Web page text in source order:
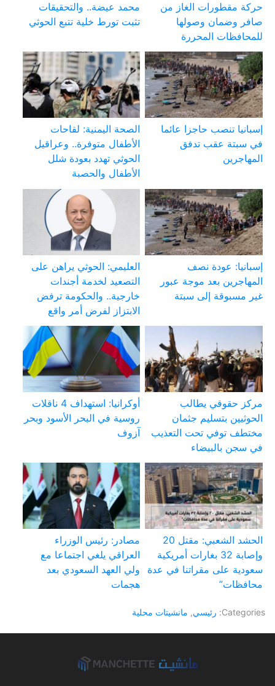
حركة مقطورات الغاز من
صافر وضمان وصولها
للمحافظات المحررة
محمد عيضة.. والتحقيقات
تثبت تورط خلية تتبع الحوثي
إسبانيا تنصب حاجزا عائما
في سبتة عقب تدفق
المهاجرين
الصحة اليمنية: لقاحات
الأطفال متوفرة.. وعراقيل
الحوثي تهدد بعودة شلل
الأطفال والحصبة
إسبانيا: عودة نصف
المهاجرين بعد موجة عبور
غير مسبوقة إلى سبتة
العليمي: الحوثي يراهن على
التصعيد لخدمة أجندات
خارجية.. والحكومة ترفض
الابتزاز لفرض أمر واقع
مركز حقوقي يطالب
الحوثيين بتسليم جثمان
مختطف توفي تحت التعذيب
في سجن بالبيضاء
أوكرانيا: استهداف 4 ناقلات
روسية في البحر الأسود وبحر
آزوف
الحشد الشعبي: مقتل 20
وإصابة 32 بغارات أمريكية
سعودية على مقراتنا في عدة
محافظات”
مصادر: رئيس الوزراء
العراقي يلغي اجتماعا مع
ولي العهد السعودي بعد
هجمات
Categories: رئيسي, مانشيتات محلية